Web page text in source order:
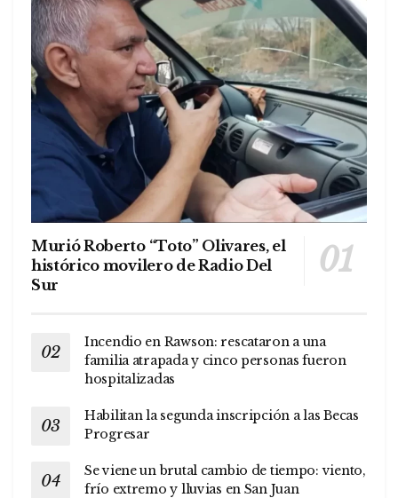
Murió Roberto “Toto” Olivares, el
histórico movilero de Radio Del
Sur
Incendio en Rawson: rescataron a una
familia atrapada y cinco personas fueron
hospitalizadas
Habilitan la segunda inscripción a las Becas
Progresar
Se viene un brutal cambio de tiempo: viento,
frío extremo y lluvias en San Juan